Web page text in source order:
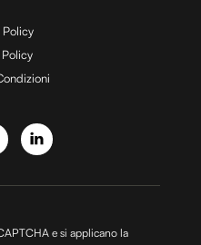
Policy
e si applicano la